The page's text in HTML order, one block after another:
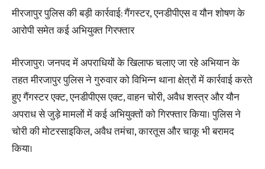
मीरजापुर पुलिस की बड़ी कार्रवाई: गैंगस्टर, एनडीपीएस व यौन शोषण के
आरोपी समेत कई अभियुक्त गिरफ्तार
मीरजापुर। जनपद में अपराधियों के खिलाफ चलाए जा रहे अभियान के
तहत मीरजापुर पुलिस ने गुरुवार को विभिन्न थाना क्षेत्रों में कार्रवाई करते
हुए गैंगस्टर एक्ट, एनडीपीएस एक्ट, वाहन चोरी, अवैध शस्त्र और यौन
अपराध से जुड़े मामलों में कई अभियुक्तों को गिरफ्तार किया। पुलिस ने
चोरी की मोटरसाइकिल, अवैध तमंचा, कारतूस और चाकू भी बरामद
किया।